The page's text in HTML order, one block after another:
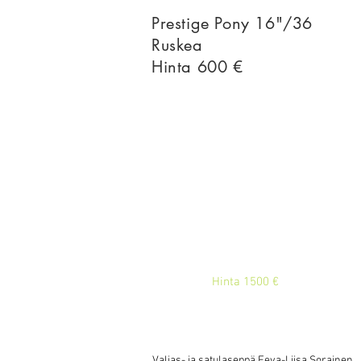
Prestige Pony 16"/36
Ruskea
Hinta 600 €
Hinta 1500 €